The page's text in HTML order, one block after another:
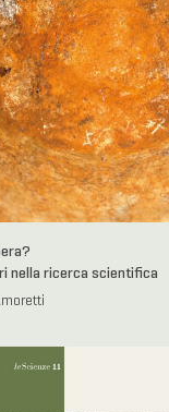
nella ricerca scientifica